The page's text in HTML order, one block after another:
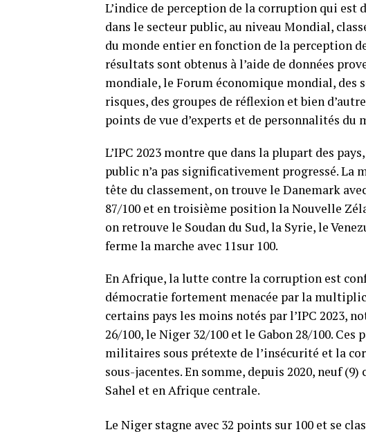
L’indice de perception de la corruption qui
dans le secteur public, au niveau Mondial,
du monde entier en fonction de la perception
résultats sont obtenus à l’aide de données
mondiale, le Forum économique mondial, des
risques, des groupes de réflexion et bien
points de vue d’experts et de personnalités du
L’IPC 2023 montre que dans la plupart des
public n’a pas significativement progressé. La
tête du classement, on trouve le Danemark
87/100 et en troisième position la Nouvelle
on retrouve le Soudan du Sud, la Syrie, le
ferme la marche avec 11sur 100.
En Afrique, la lutte contre la corruption est
démocratie fortement menacée par la
certains pays les moins notés par l’IPC 2023,
26/100, le Niger 32/100 et le Gabon 28/100.
militaires sous prétexte de l’insécurité et la
sous-jacentes. En somme, depuis 2020, neuf
Sahel et en Afrique centrale.
Le Niger stagne avec 32 points sur 100 et se